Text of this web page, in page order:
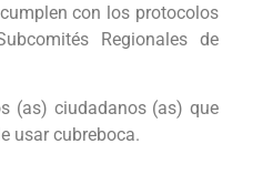
con los protocolos
Regionales de
(as) ciudadanos (as) que
usar cubreboca.